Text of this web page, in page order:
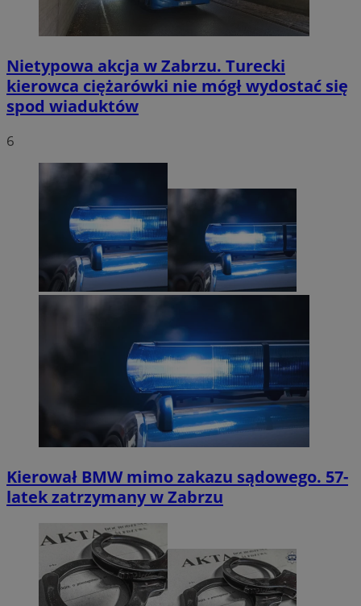
Nietypowa akcja w Zabrzu. Turecki
kierowca ciężarówki nie mógł wydostać się
spod wiaduktów
6
Kierował BMW mimo zakazu sądowego. 57-
latek zatrzymany w Zabrzu